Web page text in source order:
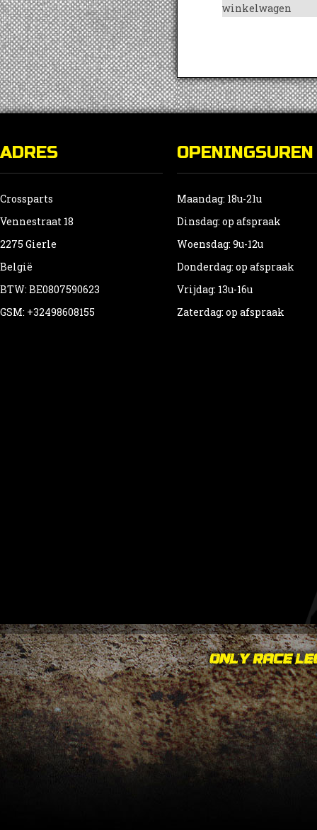
winkelwagen
ADRES
Crossparts
Vennestraat 18
2275 Gierle
België
BTW: BE0807590623
GSM: +32498608155
OPENINGSUREN
Maandag: 18u-21u
Dinsdag: op afspraak
Woensdag: 9u-12u
Donderdag: op afspraak
Vrijdag: 13u-16u
Zaterdag: op afspraak